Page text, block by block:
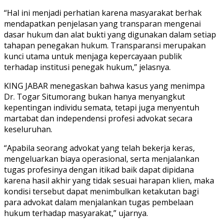
“Hal ini menjadi perhatian karena masyarakat berhak
mendapatkan penjelasan yang transparan mengenai
dasar hukum dan alat bukti yang digunakan dalam setiap
tahapan penegakan hukum. Transparansi merupakan
kunci utama untuk menjaga kepercayaan publik
terhadap institusi penegak hukum,” jelasnya.
KING JABAR menegaskan bahwa kasus yang menimpa
Dr. Togar Situmorang bukan hanya menyangkut
kepentingan individu semata, tetapi juga menyentuh
martabat dan independensi profesi advokat secara
keseluruhan.
“Apabila seorang advokat yang telah bekerja keras,
mengeluarkan biaya operasional, serta menjalankan
tugas profesinya dengan itikad baik dapat dipidana
karena hasil akhir yang tidak sesuai harapan klien, maka
kondisi tersebut dapat menimbulkan ketakutan bagi
para advokat dalam menjalankan tugas pembelaan
hukum terhadap masyarakat,” ujarnya.